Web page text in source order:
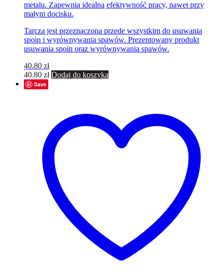
metalu. Zapewnia idealną efektywność pracy, nawet przy
małym docisku.
Tarcza jest przeznaczona przede wszystkim do usuwania
spoin i wyrównywania spawów. Prezentowany produkt
usuwania spoin oraz wyrównywania spawów.
40.80 zł
40.80 zł Dodaj do koszyka
Save